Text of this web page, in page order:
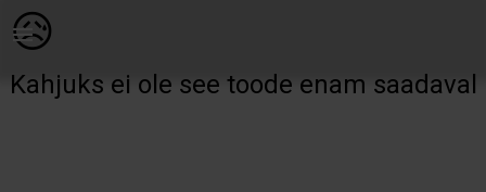
😥
Kahjuks ei ole see toode enam saadaval